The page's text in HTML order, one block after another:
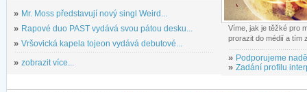
» Mr. Moss představují nový singl Weird...
» Rapové duo PAST vydává svou pátou desku...
» Vršovická kapela tojeon vydává debutové...
» zobrazit více...
Víme, jak je těžké pro
prorazit do médií a tím
» Podporujeme
» Zadání profilu